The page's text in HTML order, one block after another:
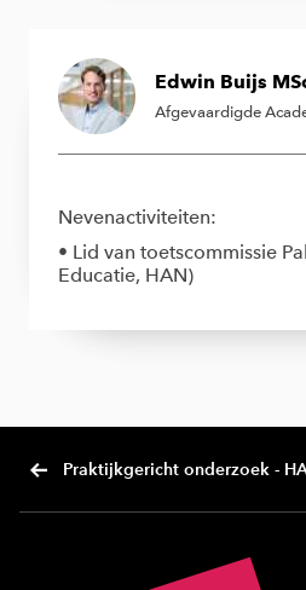
Edwin Buijs
Afgevaardigde
Nevenactiviteiten:
• Lid van toetscommissie
Educatie, HAN)
Praktijkgericht onderzoek -